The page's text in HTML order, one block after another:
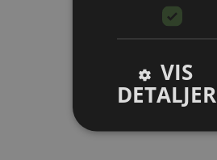
VIS
DETALJER